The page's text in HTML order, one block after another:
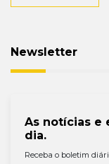
Newsletter
As notícias e
dia.
Receba o boletim